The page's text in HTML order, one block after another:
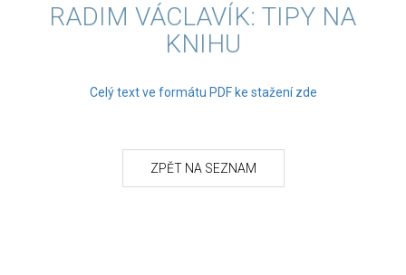
RADIM VÁCLAVÍK: TIPY NA
KNIHU
Celý text ve formátu PDF ke stažení zde